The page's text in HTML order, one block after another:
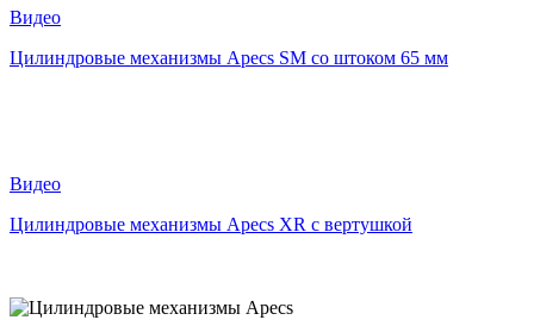
Видео
Цилиндровые механизмы Apecs SM со штоком 65 мм
Видео
Цилиндровые механизмы Apecs XR с вертушкой